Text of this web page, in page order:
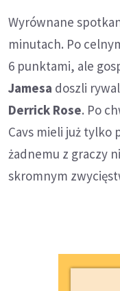
Wyrównane
minutach. Po
6 punktami, ale
Jamesa doszli
Derrick Rose. Po
Cavs mieli już
żadnemu z graczy
skromnym